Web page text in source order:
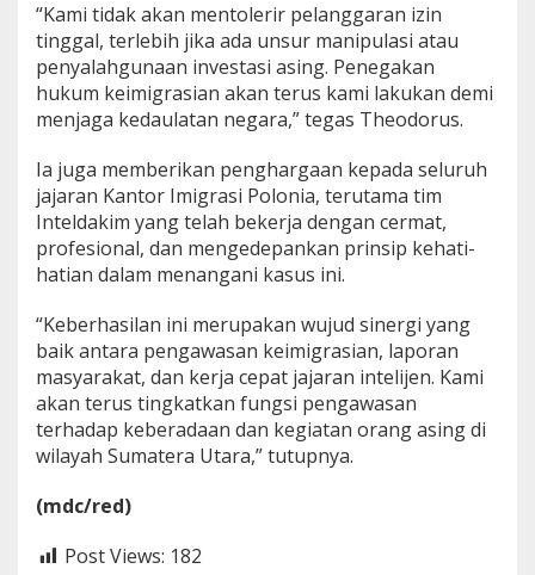
“Kami tidak akan mentolerir pelanggaran izin
tinggal, terlebih jika ada unsur manipulasi atau
penyalahgunaan investasi asing. Penegakan
hukum keimigrasian akan terus kami lakukan demi
menjaga kedaulatan negara,” tegas Theodorus.
Ia juga memberikan penghargaan kepada seluruh
jajaran Kantor Imigrasi Polonia, terutama tim
Inteldakim yang telah bekerja dengan cermat,
profesional, dan mengedepankan prinsip kehati-
hatian dalam menangani kasus ini.
“Keberhasilan ini merupakan wujud sinergi yang
baik antara pengawasan keimigrasian, laporan
masyarakat, dan kerja cepat jajaran intelijen. Kami
akan terus tingkatkan fungsi pengawasan
terhadap keberadaan dan kegiatan orang asing di
wilayah Sumatera Utara,” tutupnya.
(mdc/red)
Post Views: 182